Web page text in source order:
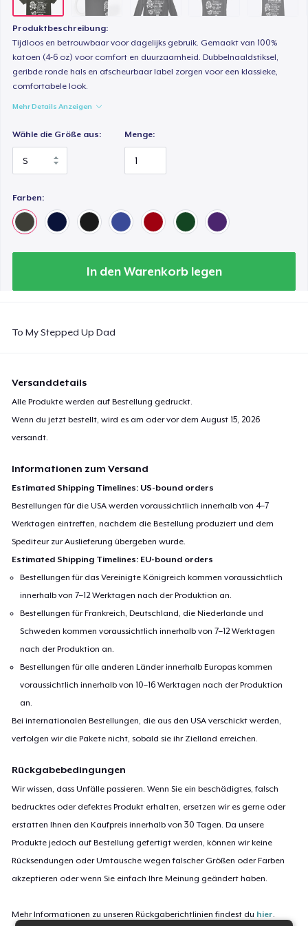
Produktbeschreibung:
Tijdloos en betrouwbaar voor dagelijks gebruik. Gemaakt van 100%
katoen (4-6 oz) voor comfort en duurzaamheid. Dubbelnaaldstiksel,
geribde ronde hals en afscheurbaar label zorgen voor een klassieke,
comfortabele look.
Mehr Details Anzeigen
Wähle die Größe aus: Menge:
Farben:
In den Warenkorb legen
To My Stepped Up Dad
Versanddetails
Alle Produkte werden auf Bestellung gedruckt.
Wenn du jetzt bestellt, wird es am oder vor demAugust 15, 2026
versandt.
Informationen zum Versand
Estimated Shipping Timelines: US-bound orders
Bestellungen für die USA werden voraussichtlich innerhalb von 4–7
Werktagen eintreffen, nachdem die Bestellung produziert und dem
Spediteur zur Auslieferung übergeben wurde.
Estimated Shipping Timelines: EU-bound orders
Bestellungen für das Vereinigte Königreich kommen voraussichtlich
innerhalb von 7–12 Werktagen nach der Produktion an.
Bestellungen für Frankreich, Deutschland, die Niederlande und
Schweden kommen voraussichtlich innerhalb von 7–12 Werktagen
nach der Produktion an.
Bestellungen für alle anderen Länder innerhalb Europas kommen
voraussichtlich innerhalb von 10–16 Werktagen nach der Produktion
an.
Bei internationalen Bestellungen, die aus den USA verschickt werden,
verfolgen wir die Pakete nicht, sobald sie ihr Zielland erreichen.
Rückgabebedingungen
Wir wissen, dass Unfälle passieren. Wenn Sie ein beschädigtes, falsch
bedrucktes oder defektes Produkt erhalten, ersetzen wir es gerne oder
erstatten Ihnen den Kaufpreis innerhalb von 30 Tagen. Da unsere
Produkte jedoch auf Bestellung gefertigt werden, können wir keine
Rücksendungen oder Umtausche wegen falscher Größen oder Farben
akzeptieren oder wenn Sie einfach Ihre Meinung geändert haben.
Mehr Informationen zu unseren Rückgaberichtlinien findest du hier.